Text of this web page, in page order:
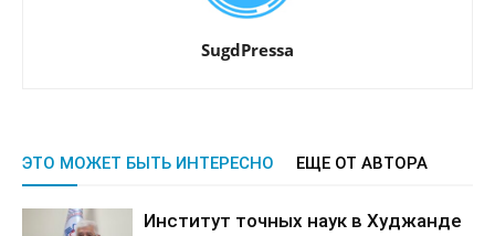
SugdPressa
ЭТО МОЖЕТ БЫТЬ ИНТЕРЕСНО ЕЩЕ ОТ АВТОРА
Институт точных наук в Худжанде